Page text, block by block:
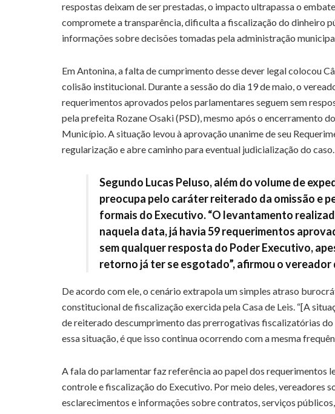
respostas deixam de ser prestadas, o impacto ultrapassa o
compromete a transparência, dificulta a fiscalização do dinheiro
informações sobre decisões tomadas pela administração
Em Antonina, a falta de cumprimento desse dever legal colocou
colisão institucional. Durante a sessão do dia 19 de maio, o
requerimentos aprovados pelos parlamentares seguem sem
pela prefeita Rozane Osaki (PSD), mesmo após o encerramento
Município. A situação levou à aprovação unanime de seu
regularização e abre caminho para eventual judicialização do caso.
Segundo Lucas Peluso, além do volume de
preocupa pelo caráter reiterado da omissão e
formais do Executivo. “O levantamento
naquela data, já havia 59 requerimentos
sem qualquer resposta do Poder Executivo,
retorno já ter se esgotado”, afirmou o vereador
De acordo com ele, o cenário extrapola um simples atraso
constitucional de fiscalização exercida pela Casa de Leis. “[A
de reiterado descumprimento das prerrogativas fiscalizatórias do
essa situação, é que isso continua ocorrendo com a mesma
A fala do parlamentar faz referência ao papel dos requerimentos
controle e fiscalização do Executivo. Por meio deles, vereadores
esclarecimentos e informações sobre contratos, serviços